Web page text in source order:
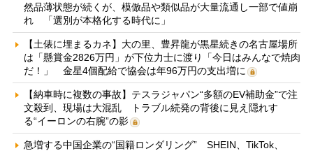
然品薄状態が続くが、模倣品や類似品が大量流通し一部で値崩
れ 「選別が本格化する時代に」
【土俵に埋まるカネ】大の里、豊昇龍が黒星続きの名古屋場所
は「懸賞金2826万円」が下位力士に渡り「今日はみんなで焼肉
だ！」 金星4個配給で協会は年96万円の支出増に
【納車時に複数の事故】テスラジャパン“多額のEV補助金”で注
文殺到、現場は大混乱 トラブル続発の背後に見え隠れす
る“イーロンの右腕”の影
急増する中国企業の“国籍ロンダリング” SHEIN、TikTok、